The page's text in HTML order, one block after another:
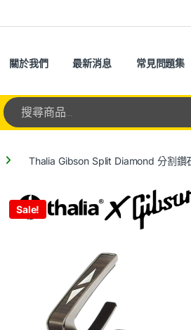
關於我們 最新消息 常見問題集
Thalia Gibson Split Diamond 分割鑽
Sale!